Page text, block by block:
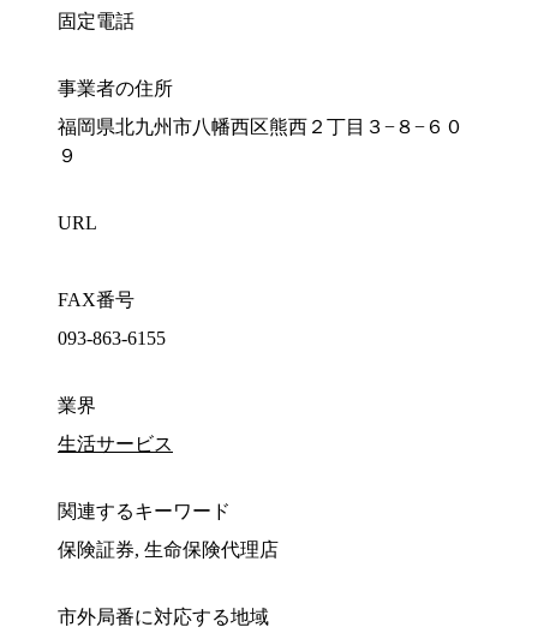
固定電話
事業者の住所
福岡県北九州市八幡西区熊西２丁目３−８−６０
９
URL
FAX番号
093-863-6155
業界
生活サービス
関連するキーワード
保険証券, 生命保険代理店
市外局番に対応する地域